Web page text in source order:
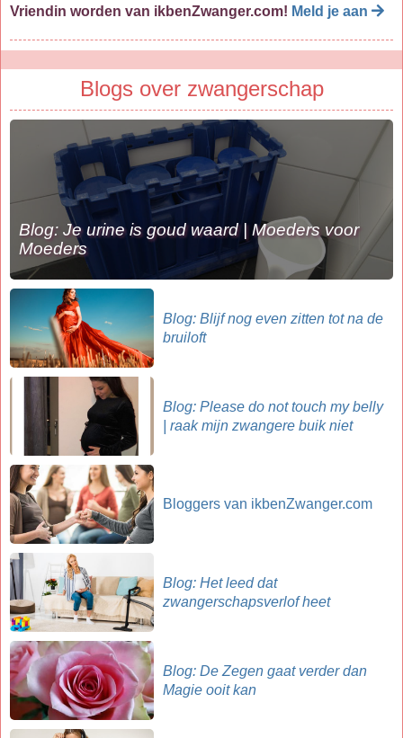
Vriendin worden van ikbenZwanger.com! Meld je aan
Blogs over zwangerschap
Blog: Je urine is goud waard | Moeders voor
Moeders
Blog: Blijf nog even zitten tot na de
bruiloft
Blog: Please do not touch my belly
| raak mijn zwangere buik niet
Bloggers van ikbenZwanger.com
Blog: Het leed dat
zwangerschapsverlof heet
Blog: De Zegen gaat verder dan
Magie ooit kan